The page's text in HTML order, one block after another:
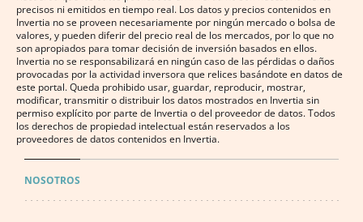
precisos ni emitidos en tiempo real. Los datos y precios contenidos en
Invertia no se proveen necesariamente por ningún mercado o bolsa de
valores, y pueden diferir del precio real de los mercados, por lo que no
son apropiados para tomar decisión de inversión basados en ellos.
Invertia no se responsabilizará en ningún caso de las pérdidas o daños
provocadas por la actividad inversora que relices basándote en datos de
este portal. Queda prohibido usar, guardar, reproducir, mostrar,
modificar, transmitir o distribuir los datos mostrados en Invertia sin
permiso explícito por parte de Invertia o del proveedor de datos. Todos
los derechos de propiedad intelectual están reservados a los
proveedores de datos contenidos en Invertia.
NOSOTROS